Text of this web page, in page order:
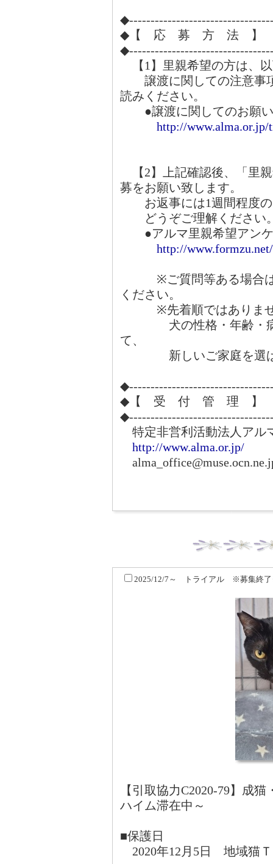
◆【 応 募 方 法 】
【1】里親希望の方は、
譲渡に関しての注意事
読みください。
●譲渡に関してのお願い
http://
【2】上記確認後、「里
募をお願い致します。
お返事には1週間程度の
どうぞご理解ください
●アルマ里親希望アンケ
http://
※ご質問等ある場合は
ください。
※先着順ではありま
犬の性格・年齢・病気
て、
新しいご家庭を選ば
◆【 受 付 管 理 】
特定非営利活動法人アル
http://www.alma.or.jp/
2025/12/7～ トライアル ※募集終
【引取協力C2020-79】
ハイム滞在中～
■保護日
2020年12月5日 地域猫Ｔ